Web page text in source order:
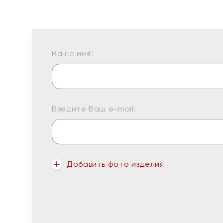
Ваше имя:
Введите Ваш e-mail:
Добавить фото изделия